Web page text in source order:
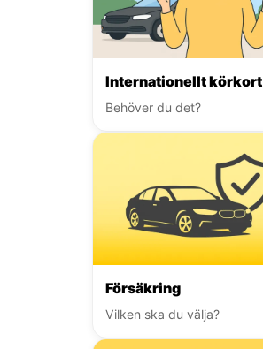
Internationellt körkort
Behöver du det?
Försäkring
Vilken ska du välja?